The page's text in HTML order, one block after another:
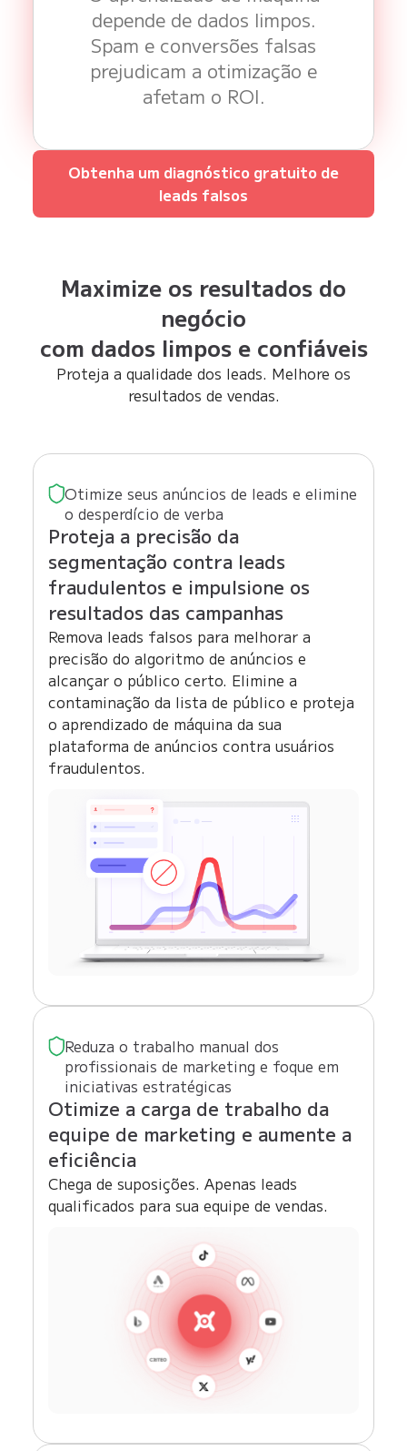
depende de dados limpos.
Spam e conversões falsas
prejudicam a otimização e
afetam o ROI.
Obtenha um diagnóstico gratuito de
leads falsos
Maximize os resultados do
negócio
com dados limpos e confiáveis
Proteja a qualidade dos leads. Melhore os
resultados de vendas.
Otimize seus anúncios de leads e elimine
o desperdício de verba
Proteja a precisão da
segmentação contra leads
fraudulentos e impulsione os
resultados das campanhas
Remova leads falsos para melhorar a
precisão do algoritmo de anúncios e
alcançar o público certo. Elimine a
contaminação da lista de público e proteja
o aprendizado de máquina da sua
plataforma de anúncios contra usuários
fraudulentos.
Reduza o trabalho manual dos
profissionais de marketing e foque em
iniciativas estratégicas
Otimize a carga de trabalho da
equipe de marketing e aumente a
eficiência
Chega de suposições. Apenas leads
qualificados para sua equipe de vendas.